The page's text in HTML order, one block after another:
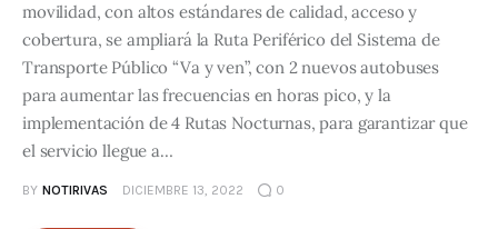
movilidad, con altos estándares de calidad, acceso y
cobertura, se ampliará la Ruta Periférico del Sistema de
Transporte Público “Va y ven”, con 2 nuevos autobuses
para aumentar las frecuencias en horas pico, y la
implementación de 4 Rutas Nocturnas, para garantizar que
el servicio llegue a…
BY NOTIRIVAS DICIEMBRE 13, 2022 0